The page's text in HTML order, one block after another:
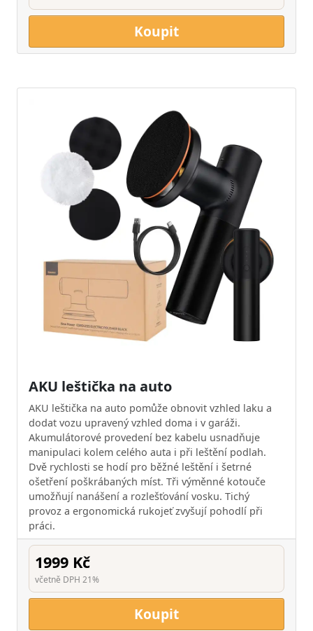
Koupit
AKU leštička na auto
AKU leštička na auto pomůže obnovit vzhled laku a
dodat vozu upravený vzhled doma i v garáži.
Akumulátorové provedení bez kabelu usnadňuje
manipulaci kolem celého auta i při leštění podlah.
Dvě rychlosti se hodí pro běžné leštění i šetrné
ošetření poškrábaných míst. Tři výměnné kotouče
umožňují nanášení a rozlešťování vosku. Tichý
provoz a ergonomická rukojeť zvyšují pohodlí při
práci.
1999 Kč
včetně DPH 21%
Koupit